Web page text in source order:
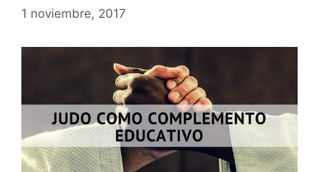
1 noviembre, 2017